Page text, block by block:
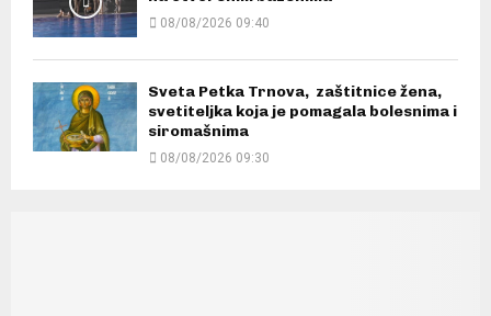
08/08/2026 09:40
Sveta Petka Trnova, zaštitnice žena,
svetiteljka koja je pomagala bolesnima i
siromašnima
08/08/2026 09:30